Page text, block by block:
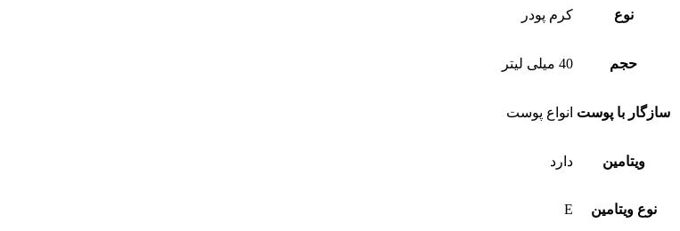
نوع کرم پودر
حجم 40 میلی لیتر
سازگار با پوست انواع پوست
ویتامین دارد
نوع ویتامین E